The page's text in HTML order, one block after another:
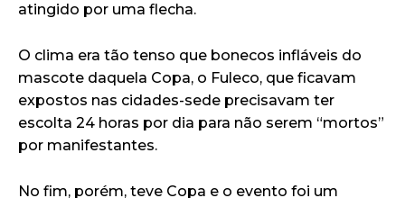
atingido por uma flecha.
O clima era tão tenso que bonecos infláveis do
mascote daquela Copa, o Fuleco, que ficavam
expostos nas cidades-sede precisavam ter
escolta 24 horas por dia para não serem “mortos”
por manifestantes.
No fim, porém, teve Copa e o evento foi um